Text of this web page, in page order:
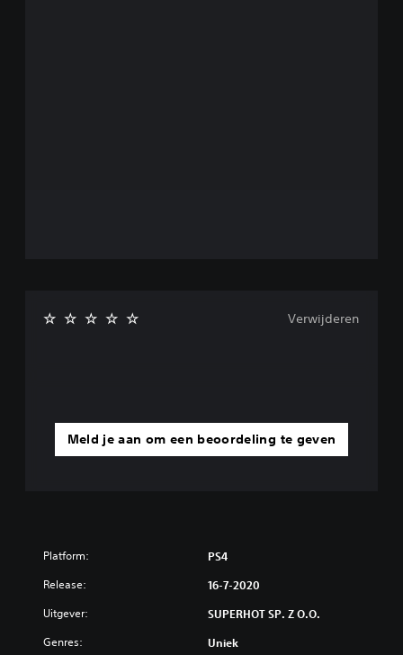
Meld je aan om een beoordeling te geven
Verwijderen
Platform: PS4
Release: 16-7-2020
Uitgever: SUPERHOT SP. Z O.O.
Genres: Uniek